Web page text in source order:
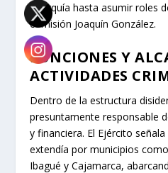
jerarquía hasta asumir roles
comisión Joaquín González.
FUNCIONES Y
ACTIVIDADES
Dentro de la estructura
presuntamente responsable
y financiera. El Ejército
extendía por municipios
Ibagué y Cajamarca,